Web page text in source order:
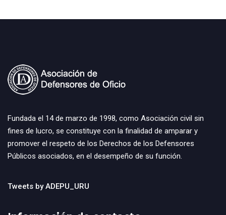
Fundada el 14 de marzo de 1998, como Asociación civil sin
fines de lucro, se constituye con la finalidad de amparar y
promover el respeto de los Derechos de los Defensores
Públicos asociados, en el desempeño de su función.
Tweets by ADEPU_URU